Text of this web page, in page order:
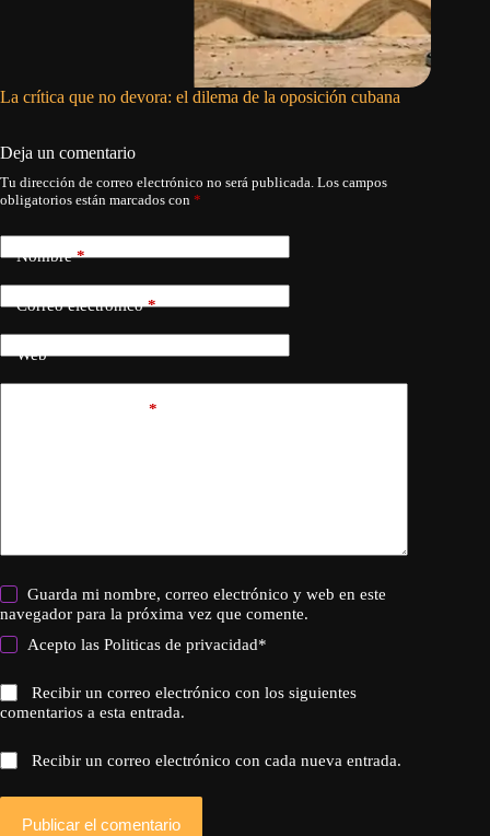
La crítica que no devora: el dilema de la oposición cubana
Deja un comentario
Tu dirección de correo electrónico no será publicada. Los campos
obligatorios están marcados con *
Nombre*
Correo electrónico*
Web
*
Guarda mi nombre, correo electrónico y web en este
navegador para la próxima vez que comente.
Acepto lasPoliticas de privacidad*
Recibir un correo electrónico con los siguientes
comentarios a esta entrada.
Recibir un correo electrónico con cada nueva entrada.
Publicar el comentario